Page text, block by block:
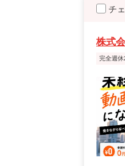
チ
株式
完全週休